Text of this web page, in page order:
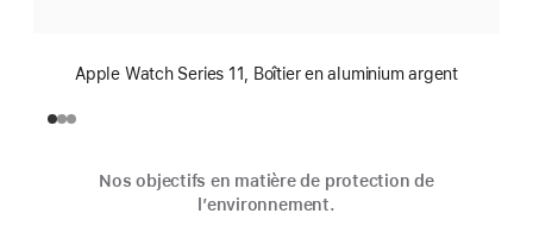
Apple Watch Series 11, Boîtier en aluminium argent
Nos objectifs en matière de protection de
l’environnement.